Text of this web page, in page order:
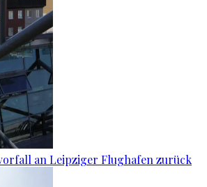
an Leipziger Flughafen zurück